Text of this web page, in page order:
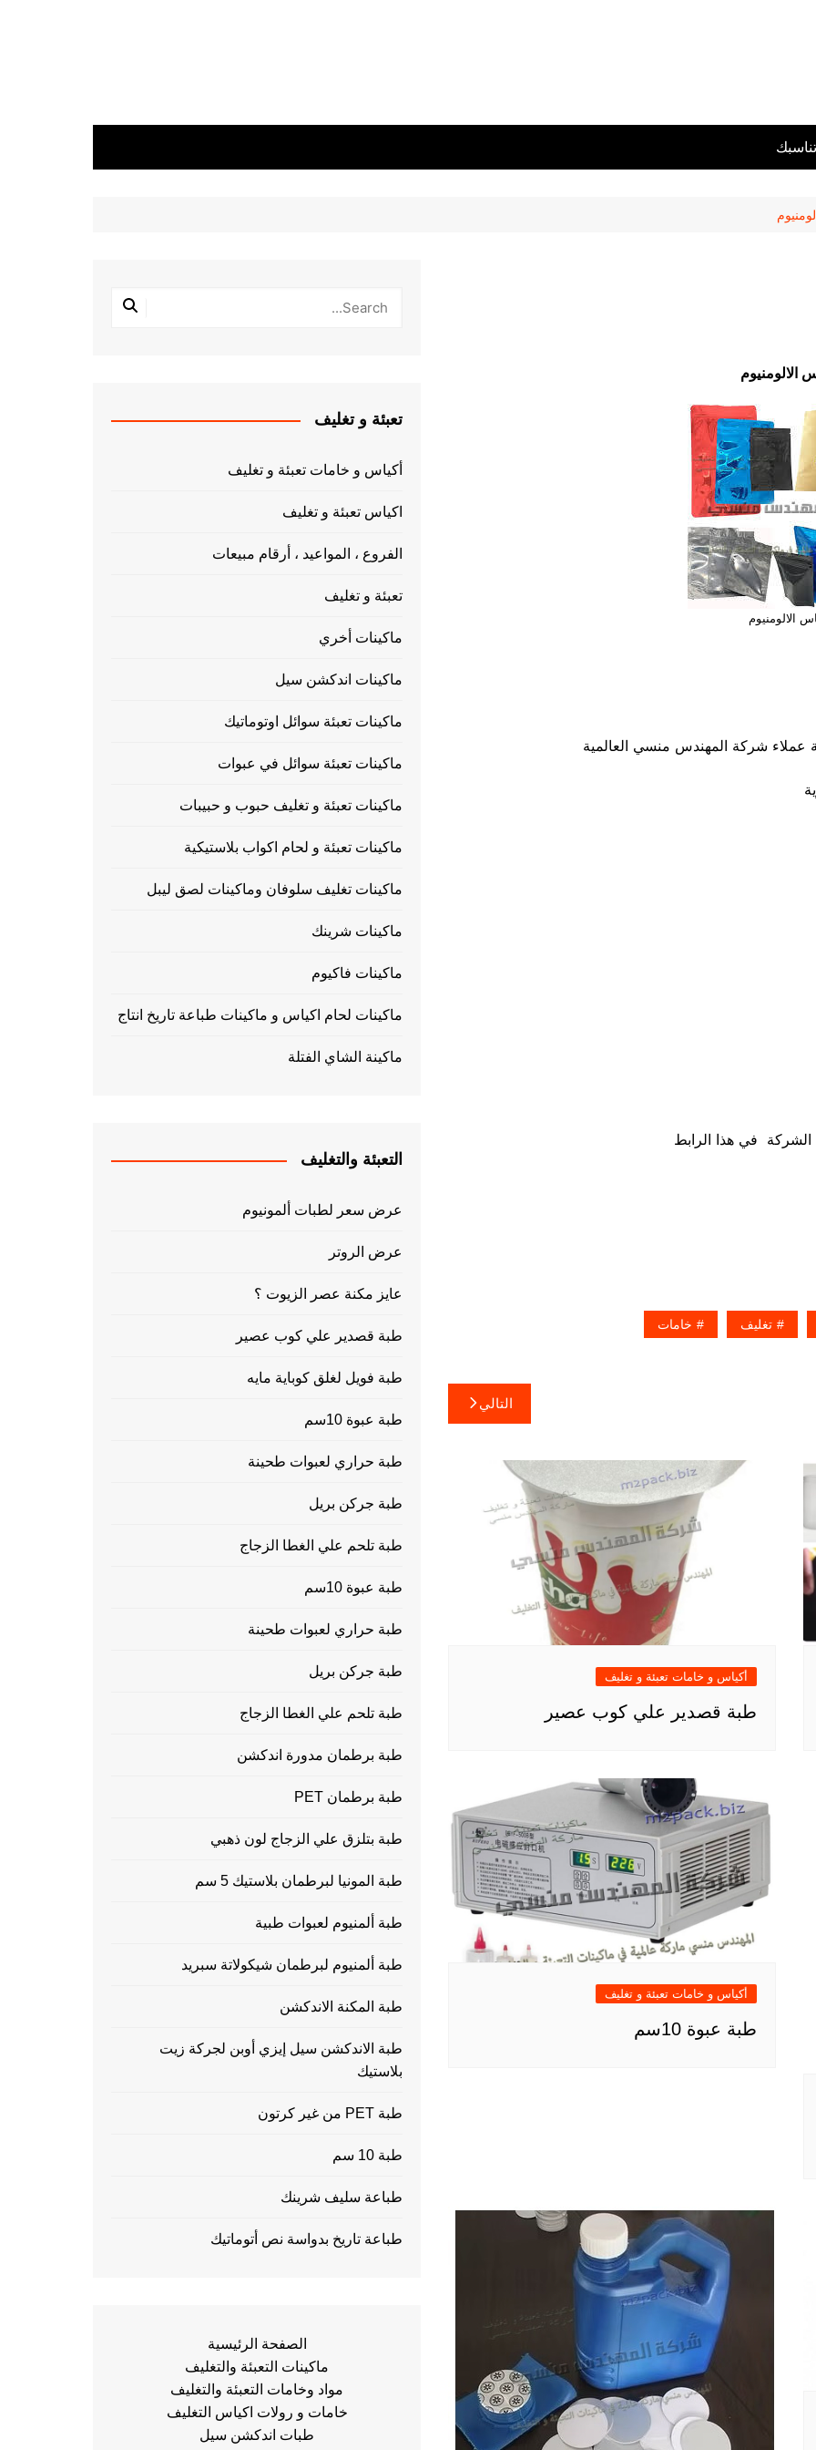
الالومنيوم
الالومنيوم
شركة المهندس منسي العالمية
الشركة في هذا الرابط
تغليف خامات
التالي
أكياس و خامات تعبئة و تغليف
طبة قصدير علي كوب عصير
أكياس و خامات تعبئة و تغليف
طبة عبوة 10سم
تعبئة و تغليف
أكياس و خامات تعبئة و تغليف
اكياس تعبئة و تغليف
الفروع ، المواعيد ، أرقام مبيعات
تعبئة و تغليف
ماكينات أخري
ماكينات اندكشن سيل
ماكينات تعبئة سوائل اوتوماتيك
ماكينات تعبئة سوائل في عبوات
ماكينات تعبئة و تغليف حبوب و حبيبات
ماكينات تعبئة و لحام اكواب بلاستيكية
ماكينات تغليف سلوفان وماكينات لصق ليبل
ماكينات شرينك
ماكينات فاكيوم
ماكينات لحام اكياس و ماكينات طباعة تاريخ انتاج
ماكينة الشاي الفتلة
التعبئة والتغليف
عرض سعر لطبات ألمونيوم
عرض الروتر
عايز مكنة عصر الزيوت ؟
طبة قصدير علي كوب عصير
طبة فويل لغلق كوباية مايه
طبة عبوة 10سم
طبة حراري لعبوات طحينة
طبة جركن بريل
طبة تلحم علي الغطا الزجاج
طبة عبوة 10سم
طبة حراري لعبوات طحينة
طبة جركن بريل
طبة تلحم علي الغطا الزجاج
طبة برطمان مدورة اندكشن
طبة برطمان PET
طبة بتلزق علي الزجاج لون ذهبي
طبة المونيا لبرطمان بلاستيك 5 سم
طبة ألمنيوم لعبوات طبية
طبة ألمنيوم لبرطمان شيكولاتة سبريد
طبة المكنة الاندكشن
طبة الاندكشن سيل إيزي أوبن لجركة زيت
بلاستيك
طبة PET من غير كرتون
طبة 10 سم
طباعة سليف شرينك
طباعة تاريخ بدواسة نص أتوماتيك
الصفحة الرئيسية
ماكينات التعبئة والتغليف
مواد وخامات التعبئة والتغليف
خامات و رولات اكياس التغليف
طبات اندكشن سيل